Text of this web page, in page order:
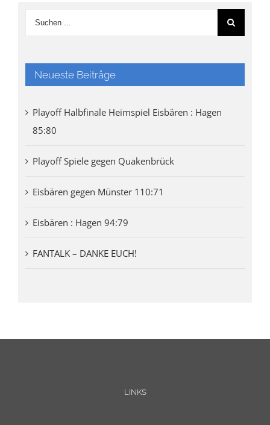
Neueste Beiträge
Playoff Halbfinale Heimspiel Eisbären : Hagen
85:80
Playoff Spiele gegen Quakenbrück
Eisbären gegen Münster 110:71
Eisbären : Hagen 94:79
FANTALK – DANKE EUCH!
LINKS